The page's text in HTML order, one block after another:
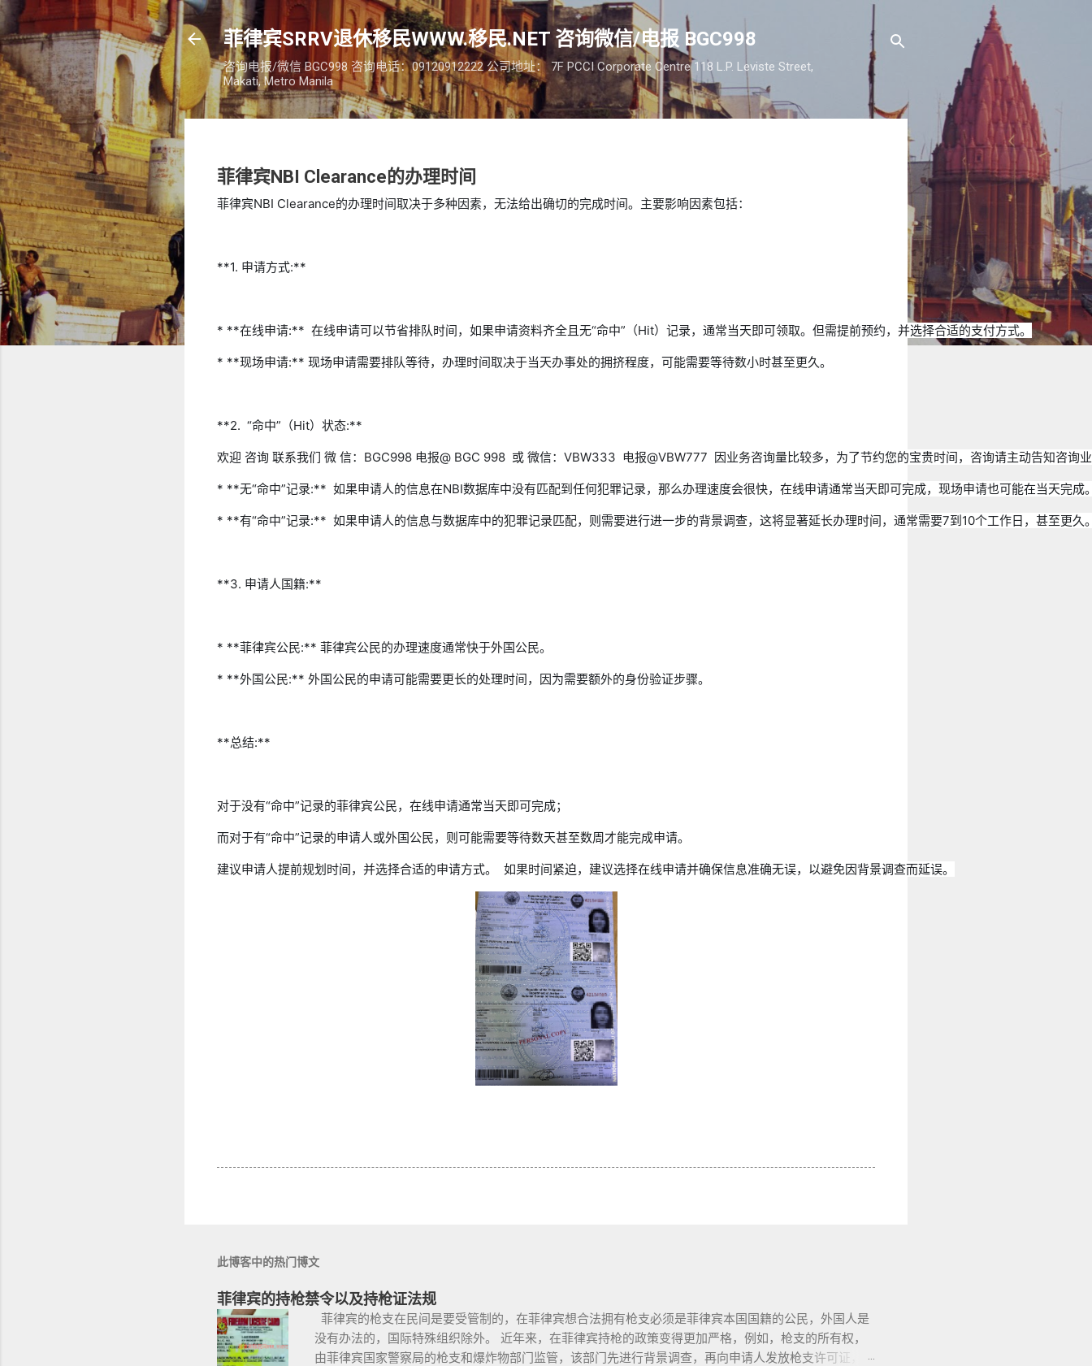
跳至主要内容
菲律宾SRRV退休移民WWW.移民.NET 咨询微信/电报 BGC998
咨询电报/微信 BGC998 咨询电话：09120912222 公司地址： 7F PCCI Corporate Centre 118 L.P. Leviste Street,
Makati, Metro Manila
菲律宾NBI Clearance的办理时间
菲律宾NBI Clearance的办理时间取决于多种因素，无法给出确切的完成时间。主要影响因素包括：
**1. 申请方式:**
* **在线申请:**  在线申请可以节省排队时间，如果申请资料齐全且无“命中”（Hit）记录，通常当天即可领取。但需提前预约，并选择合适的支付方式。
* **现场申请:** 现场申请需要排队等待，办理时间取决于当天办事处的拥挤程度，可能需要等待数小时甚至更久。
**2.  “命中”（Hit）状态:**
欢迎 咨询 联系我们 微 信：BGC998 电报@ BGC 998  或 微信：VBW333  电报@VBW777  因业务咨询量比较多，为了节约您的宝贵时间，咨询请主动告知
* **无“命中”记录:**  如果申请人的信息在NBI数据库中没有匹配到任何犯罪记录，那么办理速度会很快，在线申请通常当天即可完成，现场申请也可能在当天完成
* **有“命中”记录:**  如果申请人的信息与数据库中的犯罪记录匹配，则需要进行进一步的背景调查，这将显著延长办理时间，通常需要7到10个工作日，甚至更久
**3. 申请人国籍:**
* **菲律宾公民:** 菲律宾公民的办理速度通常快于外国公民。
* **外国公民:** 外国公民的申请可能需要更长的处理时间，因为需要额外的身份验证步骤。
**总结:**
对于没有“命中”记录的菲律宾公民，在线申请通常当天即可完成；
而对于有“命中”记录的申请人或外国公民，则可能需要等待数天甚至数周才能完成申请。
建议申请人提前规划时间，并选择合适的申请方式。  如果时间紧迫，建议选择在线申请并确保信息准确无误，以避免因背景调查而延误。
此博客中的热门博文
菲律宾的持枪禁令以及持枪证法规
菲律宾的枪支在民间是要受管制的，在菲律宾想合法拥有枪支必须是菲律宾本国国籍的公民，外国人是
没有办法的，国际特殊组织除外。 近年来，在菲律宾持枪的政策变得更加严格，例如，枪支的所有权，
由菲律宾国家警察局的枪支和爆炸物部门监管，该部门先进行背景调查，再向申请人发放枪支许可证，如